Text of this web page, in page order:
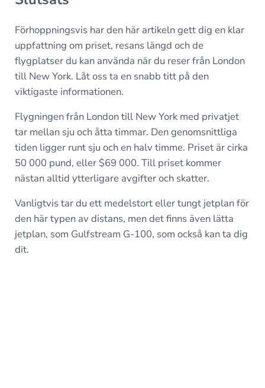
Förhoppningsvis har den här artikeln gett dig en klar
uppfattning om priset, resans längd och de
flygplatser du kan använda när du reser från London
till New York. Låt oss ta en snabb titt på den
viktigaste informationen.
Flygningen från London till New York med privatjet
tar mellan sju och åtta timmar. Den genomsnittliga
tiden ligger runt sju och en halv timme. Priset är cirka
50 000 pund, eller $69 000. Till priset kommer
nästan alltid ytterligare avgifter och skatter.
Vanligtvis tar du ett medelstort eller tungt jetplan för
den här typen av distans, men det finns även lätta
jetplan, som Gulfstream G-100, som också kan ta dig
dit.